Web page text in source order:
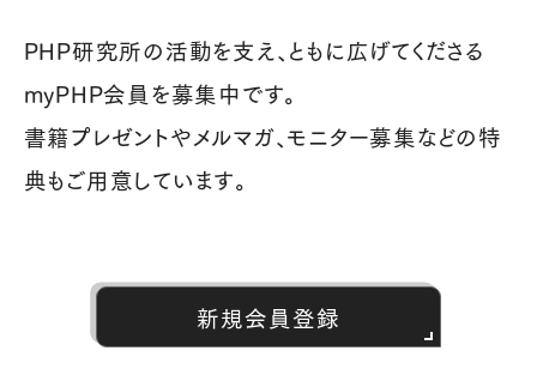
PHP研究所の活動を支え、ともに広げてくださる
myPHP会員を募集中です。
書籍プレゼントやメルマガ、モニター募集などの特
典もご用意しています。
新規会員登録